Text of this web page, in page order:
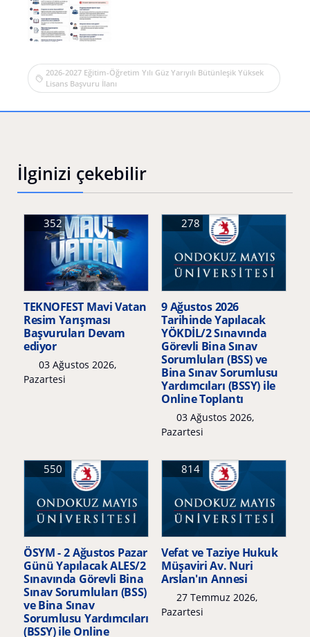
2026-2027 Eğitim-Öğretim Yılı Güz Yarıyılı Bütünleşik Yüksek
Lisans Başvuru İlanı
İlginizi çekebilir
TEKNOFEST Mavi Vatan
Resim Yarışması
Başvuruları Devam
ediyor
03 Ağustos 2026,
Pazartesi
352
9 Ağustos 2026
Tarihinde Yapılacak
YÖKDİL/2 Sınavında
Görevli Bina Sınav
Sorumluları (BSS) ve
Bina Sınav Sorumlusu
Yardımcıları (BSSY) ile
Online Toplantı
03 Ağustos 2026,
Pazartesi
278
ÖSYM - 2 Ağustos Pazar
Günü Yapılacak ALES/2
Sınavında Görevli Bina
Sınav Sorumluları (BSS)
ve Bina Sınav
Sorumlusu Yardımcıları
(BSSY) ile Online
550
Vefat ve Taziye Hukuk
Müşaviri Av. Nuri
Arslan'ın Annesi
27 Temmuz 2026,
Pazartesi
814